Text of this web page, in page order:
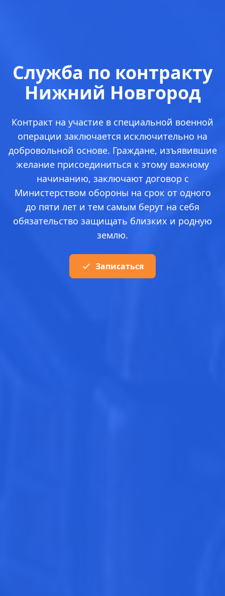
Служба по контракту
Нижний Новгород
Контракт на участие в специальной военной
операции заключается исключительно на
добровольной основе. Граждане, изъявившие
желание присоединиться к этому важному
начинанию, заключают договор с
Министерством обороны на срок от одного
до пяти лет и тем самым берут на себя
обязательство защищать близких и родную
землю.
Записаться